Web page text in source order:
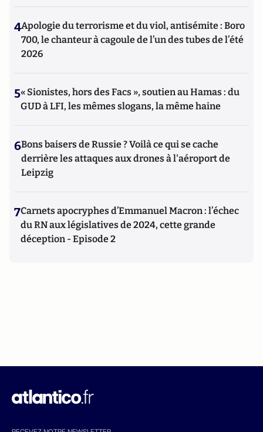
4Apologie du terrorisme et du viol, antisémite : Boro
700, le chanteur à cagoule de l’un des tubes de l’été
2026
5« Sionistes, hors des Facs », soutien au Hamas : du
GUD à LFI, les mêmes slogans, la même haine
6Bons baisers de Russie ? Voilà ce qui se cache
derrière les attaques aux drones à l'aéroport de
Leipzig
7Carnets apocryphes d’Emmanuel Macron : l’échec
du RN aux législatives de 2024, cette grande
déception - Episode 2